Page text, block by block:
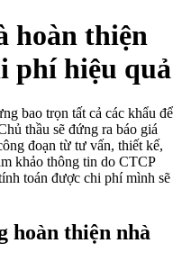
hoàn thiện
phí hiệu quả
bao trọn tất cả các khẩu để
thầu sẽ đứng ra báo giá
đoạn từ tư vấn, thiết kế,
khảo thông tin do CTCP
toán được chi phí mình sẽ
hoàn thiện nhà